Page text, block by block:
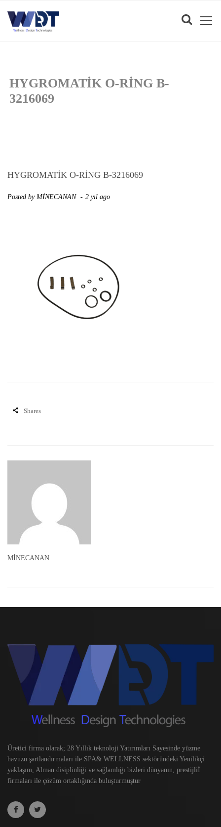
HYGROMATIK O-RING B-
3216069
HYGROMATIK O-RING B-3216069
Posted by MİNECANAN 2 yıl ago
Shares
MİNECANAN
Üretici firma olarak; 28 Yıllık teknoloji Yatırımları Sayesinde yüzme
havuzu şartlandırmaları ile SPA& WELLNESS sektöründeki Yenilikçi
yaklaşım, Alman disiplinliği ve sağlamlığı bizleri dünyanın, prestijliİ
firmaları ile çözüm ortaklığında buluşturmuştur